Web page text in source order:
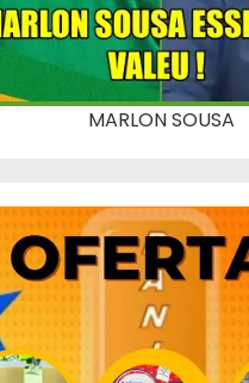
MARLON SOUSA